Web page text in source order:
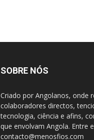
SOBRE NÓS
Criado por Angolanos, onde
colaboradores directos,
tecnologia, ciência e afins,
que envolvam Angola. Entre
contacto@menosfios.com